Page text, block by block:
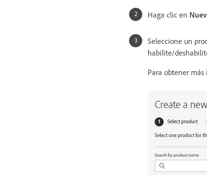
Haga clic en
Seleccione un
habilite/
Para obtener